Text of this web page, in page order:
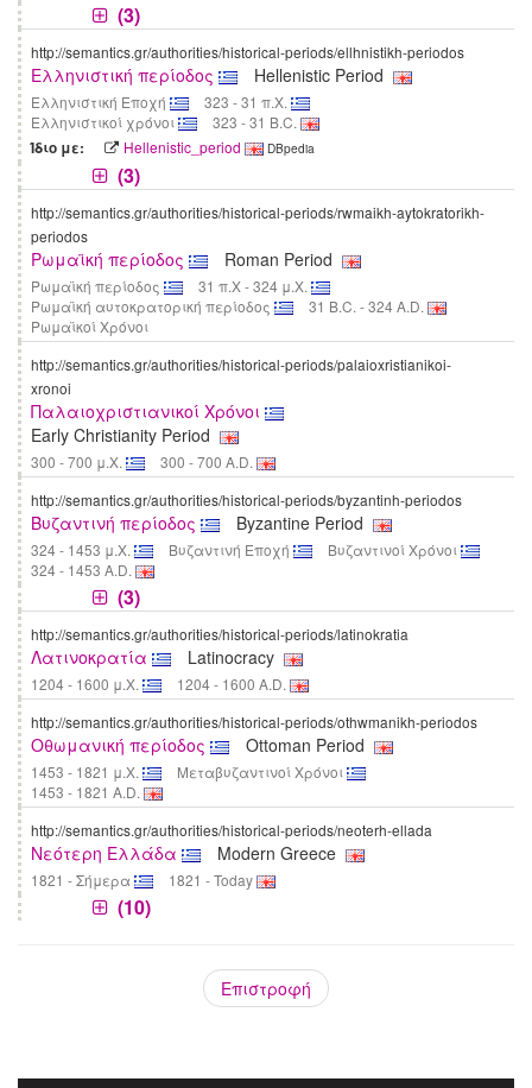
(3)
http://semantics.gr/authorities/historical-periods/ellhnistikh-periodos
Ελληνιστική περίοδος Hellenistic Period
Ελληνιστική Εποχή
323 - 31 π.Χ.
Ελληνιστικοί χρόνοι
323 - 31 B.C.
Ίδιο με:
Hellenistic_period DBpedia
(3)
http://semantics.gr/authorities/historical-periods/rwmaikh-aytokratorikh-
periodos
Ρωμαϊκή περίοδος Roman Period
Ρωμαϊκή περίοδος
31 π.Χ - 324 μ.Χ.
Ρωμαϊκή αυτοκρατορική περίοδος
31 B.C. - 324 A.D.
Ρωμαϊκοί Χρόνοι
http://semantics.gr/authorities/historical-periods/palaioxristianikoi-
xronoi
Παλαιοχριστιανικοί Χρόνοι
Εarly Christianity Period
300 - 700 μ.Χ.
300 - 700 A.D.
http://semantics.gr/authorities/historical-periods/byzantinh-periodos
Βυζαντινή περίοδος Byzantine Period
324 - 1453 μ.Χ. Βυζαντινή Εποχή
Βυζαντινοί Χρόνοι
324 - 1453 A.D.
(3)
http://semantics.gr/authorities/historical-periods/latinokratia
Λατινοκρατία Latinocracy
1204 - 1600 μ.Χ.
1204 - 1600 A.D.
http://semantics.gr/authorities/historical-periods/othwmanikh-periodos
Οθωμανική περίοδος Ottoman Period
1453 - 1821 μ.Χ.
Μεταβυζαντινοί Χρόνοι
1453 - 1821 A.D.
http://semantics.gr/authorities/historical-periods/neoterh-ellada
Νεότερη Ελλάδα Modern Greece
1821 - Σήμερα 1821 - Today
(10)
Επιστροφή